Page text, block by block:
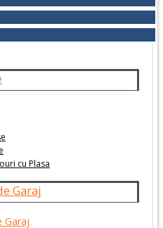
cu Plasa
Garaj